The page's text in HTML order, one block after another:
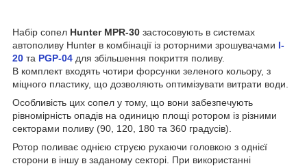
Набір сопел Hunter MPR-30 застосовують в системах
автополиву Hunter в комбінації із роторними зрошувачами I-
20 та PGP-04 для збільшення покриття поливу.
В комплект входять чотири форсунки зеленого кольору, з
міцного пластику, що дозволяють оптимізувати витрати води.
Особливість цих сопел у тому, що вони забезпечують
рівномірність опадів на одиницю площі ротором із різними
секторами поливу (90, 120, 180 та 360 градусів).
Ротор поливає однією струєю рухаючи головкою з однієї
сторони в іншу в заданому секторі. При використанні